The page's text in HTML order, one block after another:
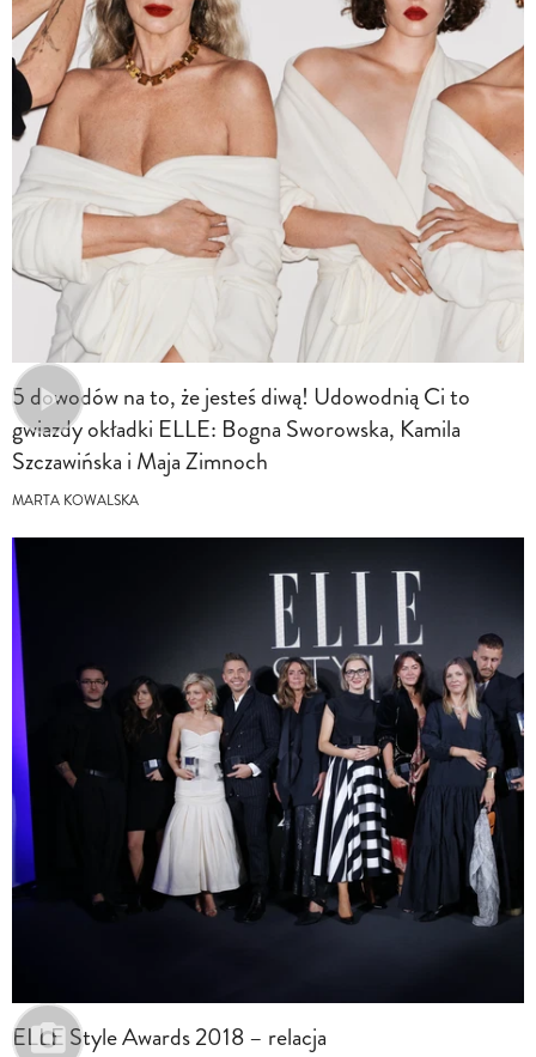
5 dowodów na to, że jesteś diwą! Udowodnią Ci to
gwiazdy okładki ELLE: Bogna Sworowska, Kamila
Szczawińska i Maja Zimnoch
MARTA KOWALSKA
ELLE Style Awards 2018 – relacja